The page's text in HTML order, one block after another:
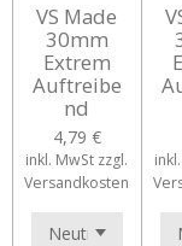
VS Made
30mm
Extrem
Auftreibe
nd
4,79 €
inkl. MwSt zzgl.
Versandkosten